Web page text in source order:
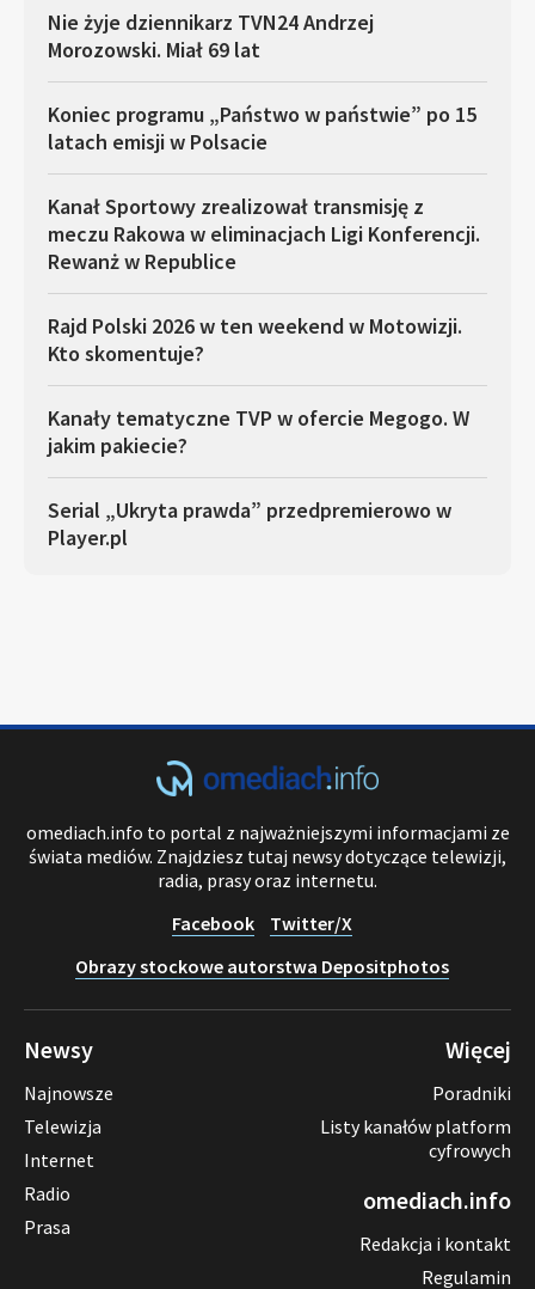
Nie żyje dziennikarz TVN24 Andrzej
Morozowski. Miał 69 lat
Koniec programu „Państwo w państwie” po 15
latach emisji w Polsacie
Kanał Sportowy zrealizował transmisję z
meczu Rakowa w eliminacjach Ligi Konferencji.
Rewanż w Republice
Rajd Polski 2026 w ten weekend w Motowizji.
Kto skomentuje?
Kanały tematyczne TVP w ofercie Megogo. W
jakim pakiecie?
Serial „Ukryta prawda” przedpremierowo w
Player.pl
omediach.info to portal z najważniejszymi informacjami ze
świata mediów. Znajdziesz tutaj newsy dotyczące telewizji,
radia, prasy oraz internetu.
Facebook
Twitter/X
Obrazy stockowe autorstwa Depositphotos
Newsy
Najnowsze
Telewizja
Internet
Radio
Prasa
Więcej
Poradniki
Listy kanałów platform
cyfrowych
omediach.info
Redakcja i kontakt
Regulamin